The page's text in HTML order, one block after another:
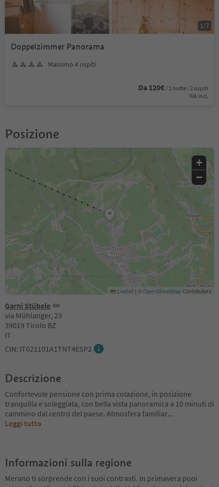
Doppelzimmer Panorama
Massimo 4 ospiti
Da 120€ / 1 notte / 2 ospiti
IVA incl.
1 /7
Posizione
Garni Stübele
via Mühlanger, 23
39019 Tirolo BZ
IT
CIN: IT021101A1TNT4ESP2
+
−
Leaflet | ©OpenStreetMapContributors
Descrizione
Confortevole pensione con prima colazione, in posizione
tranquilla e soleggiata, con bella vista panoramica a 10 minuti di
cammino dal centro del paese. Atmosfera familiar...
Leggi tutto
Informazioni sulla regione
Merano ti sorprende con i suoi contrasti. In primavera puoi